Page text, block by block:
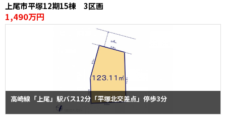
上尾市平塚12期15棟 3区画
1,490万円
高崎線「上尾」駅バス12分「平塚北交差点」停歩3分